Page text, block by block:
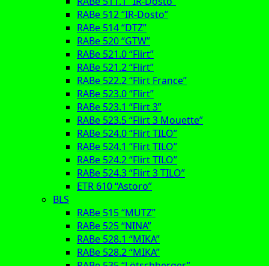
RABe 512 “IR-Dosto”
RABe 514 “DTZ”
RABe 520 “GTW”
RABe 521.0 “Flirt”
RABe 521.2 “Flirt”
RABe 522.2 “Flirt France”
RABe 523.0 “Flirt”
RABe 523.1 “Flirt 3”
RABe 523.5 “Flirt 3 Mouette”
RABe 524.0 “Flirt TILO”
RABe 524.1 “Flirt TILO”
RABe 524.2 “Flirt TILO”
RABe 524.3 “Flirt 3 TILO”
ETR 610 “Astoro”
BLS
RABe 515 “MUTZ”
RABe 525 “NINA”
RABe 528.1 “MIKA”
RABe 528.2 “MIKA”